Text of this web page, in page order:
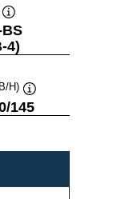
Verktygstips
4)
H)
Verktygstips
145